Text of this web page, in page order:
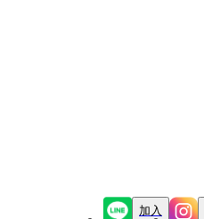
加入